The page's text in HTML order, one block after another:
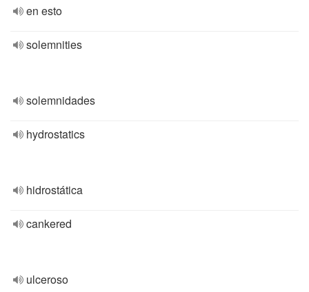
en esto
solemnities
solemnidades
hydrostatics
hidrostática
cankered
ulceroso